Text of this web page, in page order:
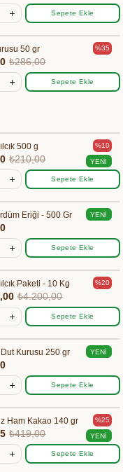
Sepete Ekle
50 gr
₺286,00
Sepete Ekle
%35
500 g
₺210,00
Sepete Ekle
%10
YENI
ÜRÜN
Eriği - 500 Gr
Sepete Ekle
YENI
Paketi - 10 Kg
₺4.200,00
Sepete Ekle
%20
Kurusu 250 gr
Sepete Ekle
YENI
Ham Kakao 140 gr
₺419,00
Sepete Ekle
%25
YENI
ÜRÜN